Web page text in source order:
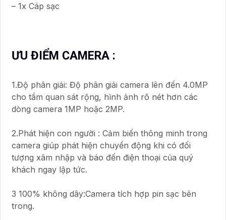
– 1x Cáp sạc
ƯU ĐIỂM CAMERA :
1.Độ phân giải: Độ phân giải camera lên đến 4.0MP
cho tầm quan sát rộng, hình ảnh rõ nét hơn các
dòng camera 1MP hoặc 2MP.
2.Phát hiện con người : Cảm biến thông minh trong
camera giúp phát hiện chuyển động khi có đối
tượng xâm nhập và báo đến điện thoại của quý
khách ngay lập tức.
3 100% không dây:Camera tích hợp pin sạc bên
trong.